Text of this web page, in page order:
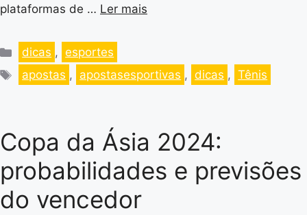
plataformas de … Ler mais
dicas , esportes
apostas , apostasesportivas , dicas , Tênis
Copa da Ásia 2024:
probabilidades e previsões
do vencedor